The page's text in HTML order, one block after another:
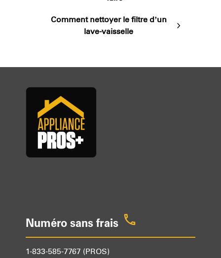
Comment nettoyer le filtre d’un
lave-vaisselle
Numéro sans frais
1-833-585-7767 (PROS)